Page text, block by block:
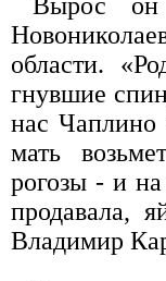
области.
гнувшие
нас Чаплино
мать
рогозы - и
продавала,
Владимир